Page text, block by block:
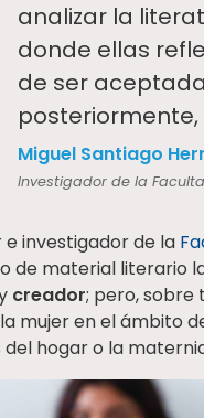
analizar la
donde ellas
de ser
posteriormente,
Miguel Santiago
Investigador de la
e investigador de la
de material literario
creador; pero, sobre
mujer en el ámbito
hogar o la